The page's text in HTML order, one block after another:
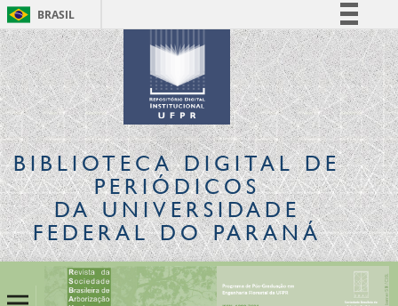
BRASIL
Simplifique!
Comunica BR
Participe
Acesso à informação
Legislação
Canais
BIBLIOTECA DIGITALDE
PERIÓDICOS
DA UNIVERSIDADE
FEDERAL DO PARANÁ